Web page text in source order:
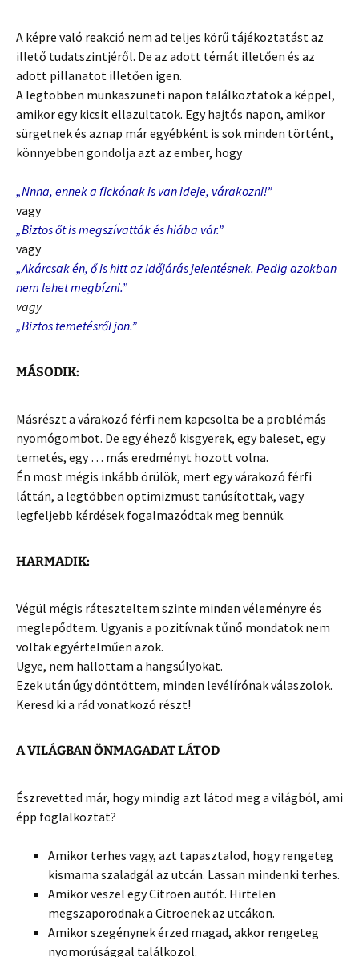
A képre való reakció nem ad teljes körű tájékoztatást az
illető tudatszintjéről. De az adott témát illetően és az
adott pillanatot illetően igen.
A legtöbben munkaszüneti napon találkoztatok a képpel,
amikor egy kicsit ellazultatok. Egy hajtós napon, amikor
sürgetnek és aznap már egyébként is sok minden történt,
könnyebben gondolja azt az ember, hogy
„Nnna, ennek a fickónak is van ideje, várakozni!”
vagy
„Biztos őt is megszívatták és hiába vár.”
vagy
„Akárcsak én, ő is hitt az időjárás jelentésnek. Pedig azokban
nem lehet megbízni.”
vagy
„Biztos temetésről jön.”
MÁSODIK:
Másrészt a várakozó férfi nem kapcsolta be a problémás
nyomógombot. De egy éhező kisgyerek, egy baleset, egy
temetés, egy … más eredményt hozott volna.
Én most mégis inkább örülök, mert egy várakozó férfi
láttán, a legtöbben optimizmust tanúsítottak, vagy
legfeljebb kérdések fogalmazódtak meg bennük.
HARMADIK:
Végül mégis ráteszteltem szinte minden véleményre és
meglepődtem. Ugyanis a pozitívnak tűnő mondatok nem
voltak egyértelműen azok.
Ugye, nem hallottam a hangsúlyokat.
Ezek után úgy döntöttem, minden levélírónak válaszolok.
Keresd ki a rád vonatkozó részt!
A VILÁGBAN ÖNMAGADAT LÁTOD
Észrevetted már, hogy mindig azt látod meg a világból, ami
épp foglalkoztat?
Amikor terhes vagy, azt tapasztalod, hogy rengeteg
kismama szaladgál az utcán. Lassan mindenki terhes.
Amikor veszel egy Citroen autót. Hirtelen
megszaporodnak a Citroenek az utcákon.
Amikor szegénynek érzed magad, akkor rengeteg
nyomorúsággal találkozol.